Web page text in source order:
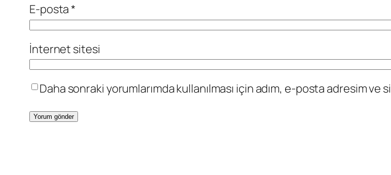
E-posta*
İnternet sitesi
Daha sonraki yorumlarımda kullanılması için adım, e-posta adresim ve